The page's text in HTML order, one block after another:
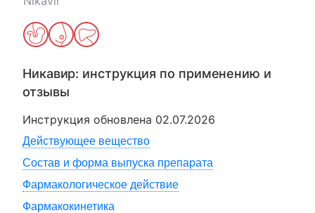
Никавир: инструкция по применению и
отзывы
Инструкция обновлена 02.07.2026
Действующее вещество
Состав и форма выпуска препарата
Фармакологическое действие
Фармакокинетика